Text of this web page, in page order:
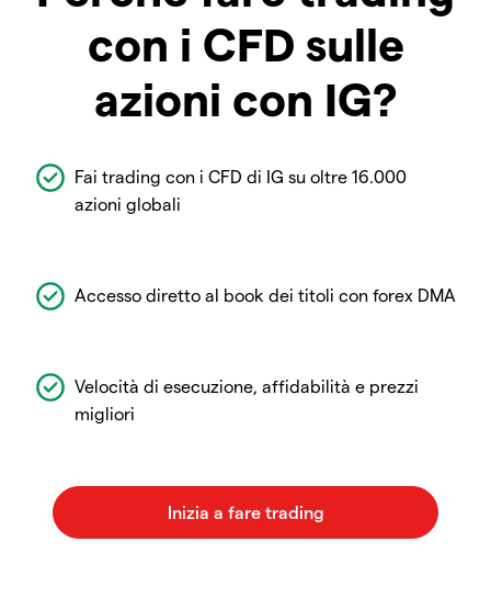
con i CFD sulle
azioni con IG?
Fai trading con i CFD di IG su oltre 16.000
azioni globali
Accesso diretto al book dei titoli con forex DMA
Velocità di esecuzione, affidabilità e prezzi
migliori